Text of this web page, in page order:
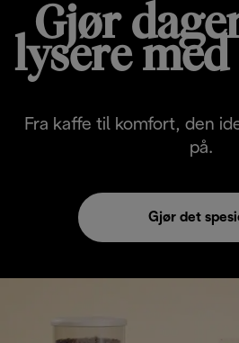
Gjør
lysere med
Fra kaffe til komfort, den
på.
Gjør det